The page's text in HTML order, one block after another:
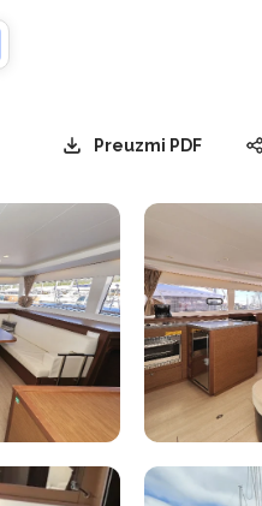
Preuzmi PDF